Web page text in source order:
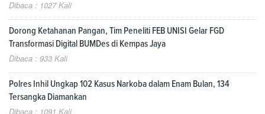
Dibaca : 1027 Kali
Dorong Ketahanan Pangan, Tim Peneliti FEB UNISI Gelar FGD
Transformasi Digital BUMDes di Kempas Jaya
Dibaca : 933 Kali
Polres Inhil Ungkap 102 Kasus Narkoba dalam Enam Bulan, 134
Tersangka Diamankan
Dibaca : 1091 Kali